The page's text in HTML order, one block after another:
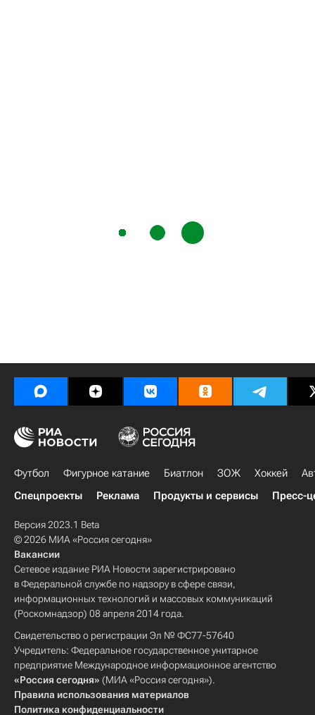
Футбол Фигурное катание Биатлон ЗОЖ Хоккей
Спецпроекты
Реклама Продукты и сервисы Пресс-
Версия 2023.1 Beta
© 2026 МИА «Россия сегодня»
Вакансии
Сетевое издание РИА Новости зарегистрировано
в Федеральной службе по надзору в сфере связи,
информационных технологий и массовых коммуникаций
(Роскомнадзор) 08 апреля 2014 года.
Свидетельство о регистрации Эл № ФС77-57640
Учредитель: Федеральное государственное унитарное
предприятие Международное информационное агентство
«Россия сегодня» (МИА «Россия сегодня»).
Правила использования материалов
Политика конфиденциальности